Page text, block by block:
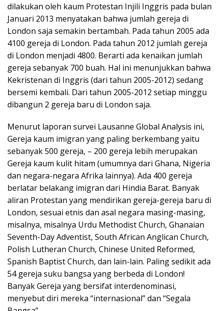
dilakukan oleh kaum Protestan Injili Inggris pada bulan
Januari 2013 menyatakan bahwa jumlah gereja di
London saja semakin bertambah. Pada tahun 2005 ada
4100 gereja di London. Pada tahun 2012 jumlah gereja
di London menjadi 4800. Berarti ada kenaikan jumlah
gereja sebanyak 700 buah. Hal ini menunjukkan bahwa
Kekristenan di Inggris (dari tahun 2005-2012) sedang
bersemi kembali. Dari tahun 2005-2012 setiap minggu
dibangun 2 gereja baru di London saja.
Menurut laporan survei Lausanne Global Analysis ini,
Gereja kaum imigran yang paling berkembang yaitu
sebanyak 500 gereja, – 200 gereja lebih merupakan
Gereja kaum kulit hitam (umumnya dari Ghana, Nigeria
dan negara-negara Afrika lainnya). Ada 400 gereja
berlatar belakang imigran dari Hindia Barat. Banyak
aliran Protestan yang mendirikan gereja-gereja baru di
London, sesuai etnis dan asal negara masing-masing,
misalnya, misalnya Urdu Methodist Church, Ghanaian
Seventh-Day Adventist, South African Anglican Church,
Polish Lutheran Church, Chinese United Reformed,
Spanish Baptist Church, dan lain-lain. Paling sedikit ada
54 gereja suku bangsa yang berbeda di London!
Banyak Gereja yang bersifat interdenominasi,
menyebut diri mereka “internasional” dan “Segala